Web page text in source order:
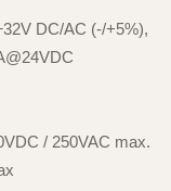
DC/AC (-/+5%),
/ 250VAC max.